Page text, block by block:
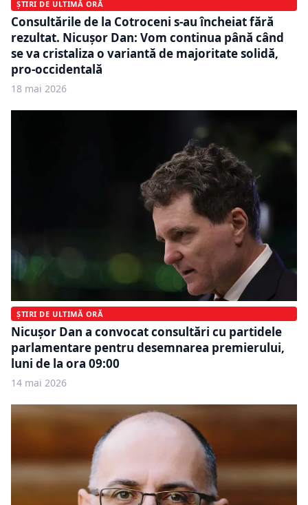
ȘTIRI DE ULTIMĂ ORĂ
Consultările de la Cotroceni s-au încheiat fără
rezultat. Nicușor Dan: Vom continua până când
se va cristaliza o variantă de majoritate solidă,
pro-occidentală
18 mai 2026
ȘTIRI DE ULTIMĂ ORĂ
Nicușor Dan a convocat consultări cu partidele
parlamentare pentru desemnarea premierului,
luni de la ora 09:00
14 mai 2026